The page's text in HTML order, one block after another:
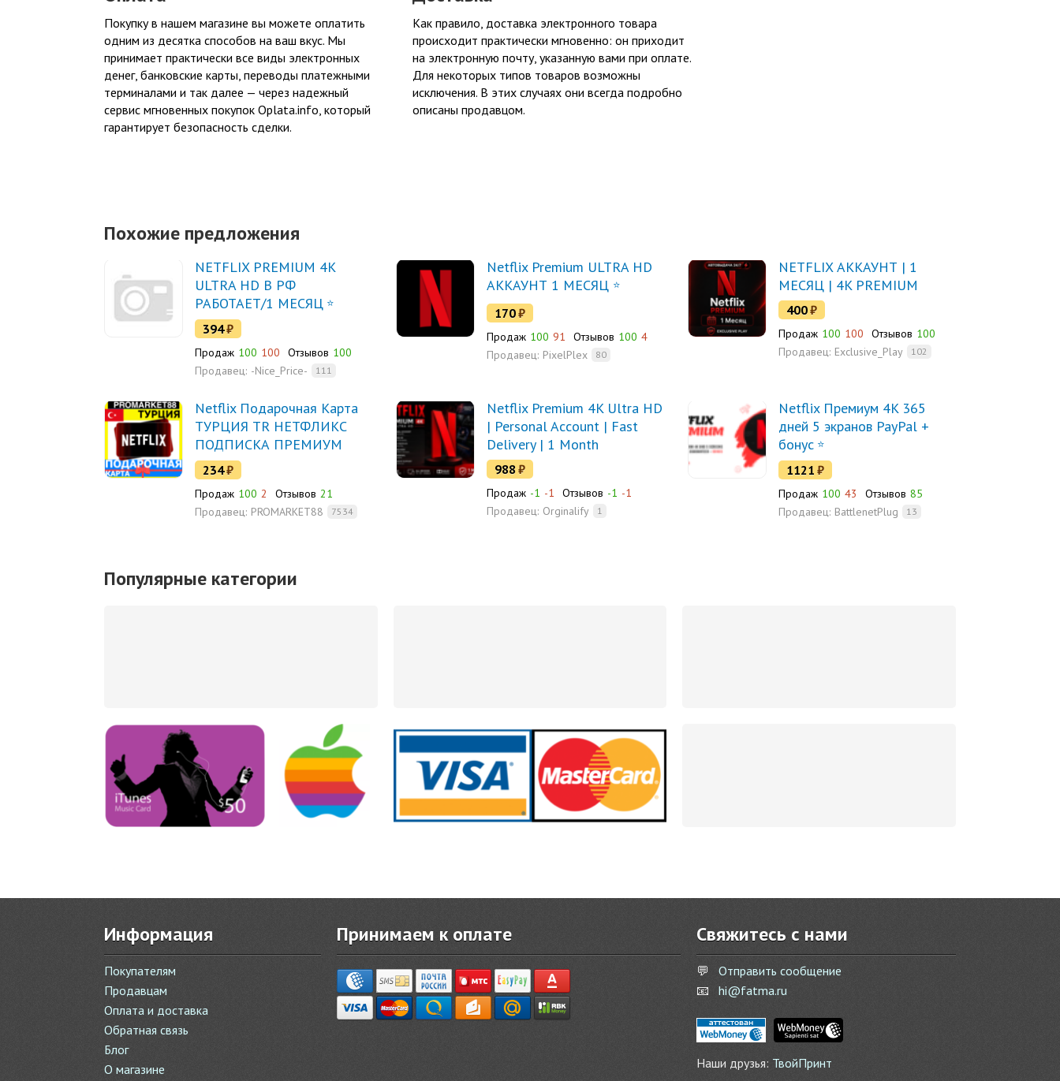
Покупку в нашем магазине вы можете оплатить
одним из десятка способов на ваш вкус. Мы
принимает практически все виды электронных
денег, банковские карты, переводы платежными
терминалами и так далее — через надежный
сервис мгновенных покупок Oplata.info, который
гарантирует безопасность сделки.
Как правило, доставка электронного товара
происходит практически мгновенно: он приходит
на электронную почту, указанную вами при оплате.
Для некоторых типов товаров возможны
исключения. В этих случаях они всегда подробно
описаны продавцом.
Похожие предложения
NETFLIX PREMIUM 4K
ULTRA HD В РФ
РАБОТАЕТ/1 МЕСЯЦ
394₽
Продаж 100 100 Отзывов 100
Продавец: -Nice_Price- 111
Netflix Premium ULTRA HD
АККАУНТ 1 МЕСЯЦ
170₽
Продаж 100 91 Отзывов 100 4
Продавец: PixelPlex 80
NETFLIX АККАУНТ | 1
МЕСЯЦ | 4K PREMIUM
400₽
Продаж 100 100 Отзывов 100
Продавец: Exclusive_Play 102
Netflix Подарочная Карта
ТУРЦИЯ TR НЕТФЛИКС
ПОДПИСКА ПРЕМИУМ
TURKEY TL КОД
234₽
Продаж 100 2 Отзывов 21
Продавец: PROMARKET88 7534
Netflix Premium 4K Ultra HD
| Personal Account | Fast
Delivery | 1 Month
988 ₽
Продаж -1 -1 Отзывов -1 -1
Продавец: Orginalify 1
Netflix Премиум 4K 365
дней 5 экранов PayPal +
бонус
1121 ₽
Продаж 100 43 Отзывов 85
Продавец: BattlenetPlug 13
Популярные категории
Информация
Покупателям
Продавцам
Оплата и доставка
Обратная связь
Блог
О магазине
Принимаем к оплате Свяжитесь с нами
💬
Отправить сообщение
📧
hi@fatma.ru
Наши друзья: ТвойПринт